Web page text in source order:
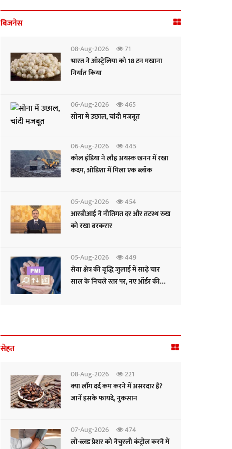
बिजनेस
08-Aug-2026
71
भारत ने ऑस्ट्रेलिया को 18 टन मखाना
निर्यात किया
06-Aug-2026
465
सोना में उछाल, चांदी मजबूत
06-Aug-2026
445
कोल इंडिया ने लौह अयस्क खनन में रखा
कदम, ओडिशा में मिला एक ब्लॉक
05-Aug-2026
454
आरबीआई ने नीतिगत दर और तटस्थ रुख
को रखा बरकरार
05-Aug-2026
449
सेवा क्षेत्र की वृद्धि जुलाई में साढ़े चार
साल के निचले स्तर पर, नए ऑर्डर की
सेहत
08-Aug-2026
221
क्या लौंग दर्द कम करने में असरदार है?
जानें इसके फायदे, नुकसान
07-Aug-2026
474
लो-ब्लड प्रेशर को नेचुरली कंट्रोल करने में